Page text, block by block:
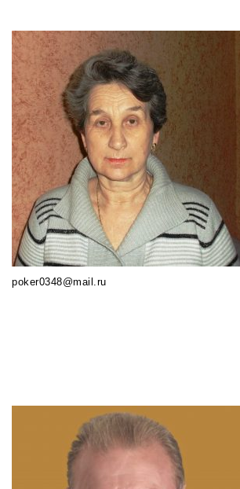
poker0348@mail.ru